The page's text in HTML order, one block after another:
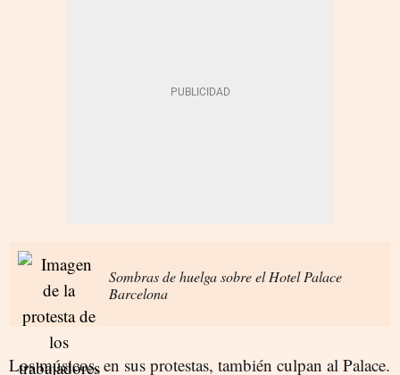
Sombras de huelga sobre el Hotel Palace
Barcelona
Los músicos, en sus protestas, también culpan al Palace.